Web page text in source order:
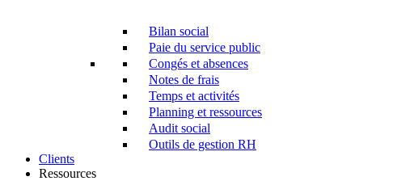
Bilan social
Paie du service public
Congés et absences
Notes de frais
Temps et activités
Planning et ressources
Audit social
Outils de gestion RH
Clients
Ressources